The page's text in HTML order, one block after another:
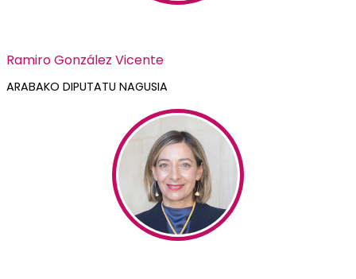
Ramiro González Vicente
ARABAKO DIPUTATU NAGUSIA